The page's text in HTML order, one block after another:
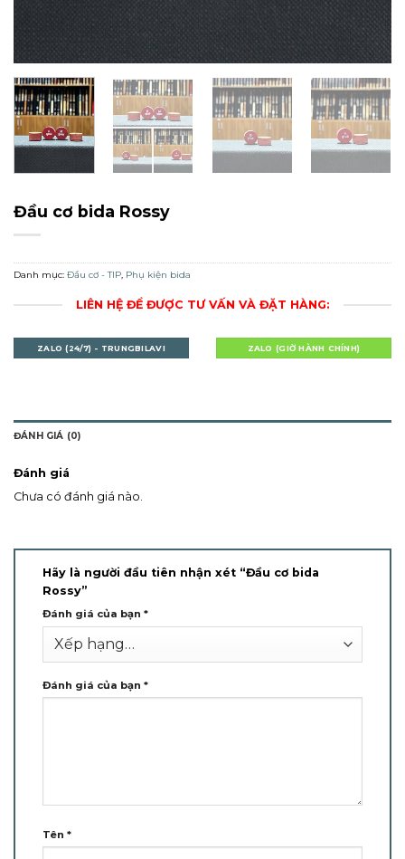
Đầu cơ bida Rossy
Danh mục: Đầu cơ - TIP, Phụ kiện bida
LIÊN HỆ ĐỂ ĐƯỢC TƯ VẤN VÀ ĐẶT HÀNG:
ZALO (24/7) - TRUNGBILAVI ZALO (GIỜ HÀNH CHÍNH)
ĐÁNH GIÁ (0)
Đánh giá
Chưa có đánh giá nào.
Hãy là người đầu tiên nhận xét “Đầu cơ bida
Rossy”
Đánh giá của bạn *
Đánh giá của bạn *
Tên *